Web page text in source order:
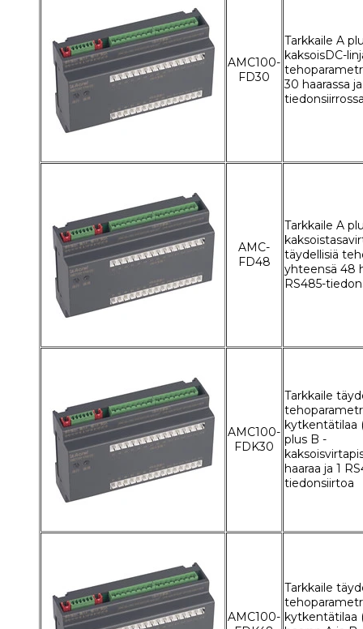
AMC100-
FD30
Tarkkaile A
kaksoisDC-
30 haarassa
AMC-
FD48
Tarkkaile A
täydellisiä
yhteensä 48
RS485-
AMC100-
FDK30
Tarkkaile
kytkentätilaa
plus B -
haaraa ja 1
tiedonsiirtoa
AMC100-
Tarkkaile
kytkentätilaa